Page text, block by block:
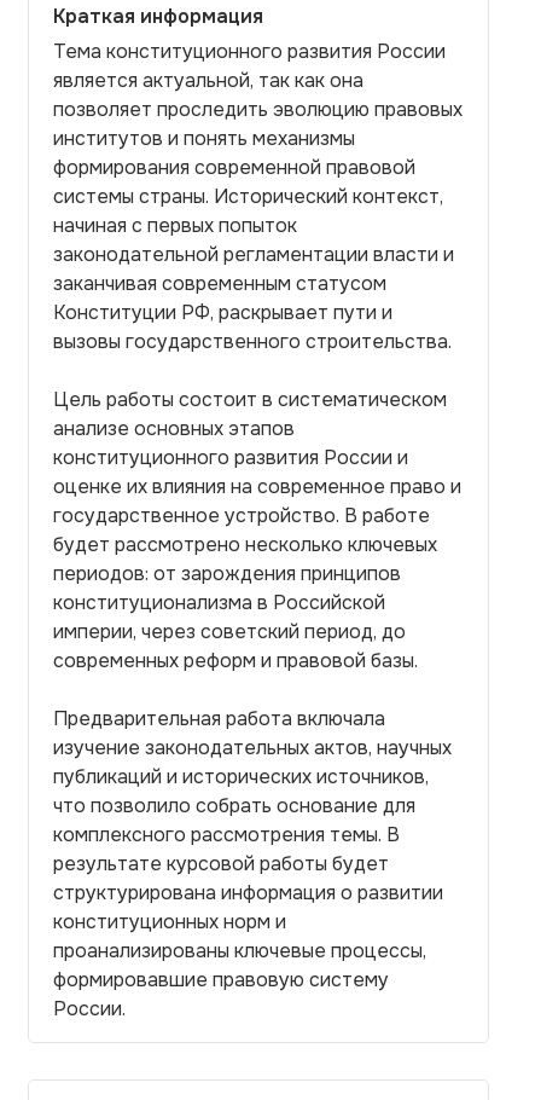
Краткая информация
Тема конституционного развития России
является актуальной, так как она
позволяет проследить эволюцию правовых
институтов и понять механизмы
формирования современной правовой
системы страны. Исторический контекст,
начиная с первых попыток
законодательной регламентации власти и
заканчивая современным статусом
Конституции РФ, раскрывает пути и
вызовы государственного строительства.
Цель работы состоит в систематическом
анализе основных этапов
конституционного развития России и
оценке их влияния на современное право и
государственное устройство. В работе
будет рассмотрено несколько ключевых
периодов: от зарождения принципов
конституционализма в Российской
империи, через советский период, до
современных реформ и правовой базы.
Предварительная работа включала
изучение законодательных актов, научных
публикаций и исторических источников,
что позволило собрать основание для
комплексного рассмотрения темы. В
результате курсовой работы будет
структурирована информация о развитии
конституционных норм и
проанализированы ключевые процессы,
формировавшие правовую систему
России.